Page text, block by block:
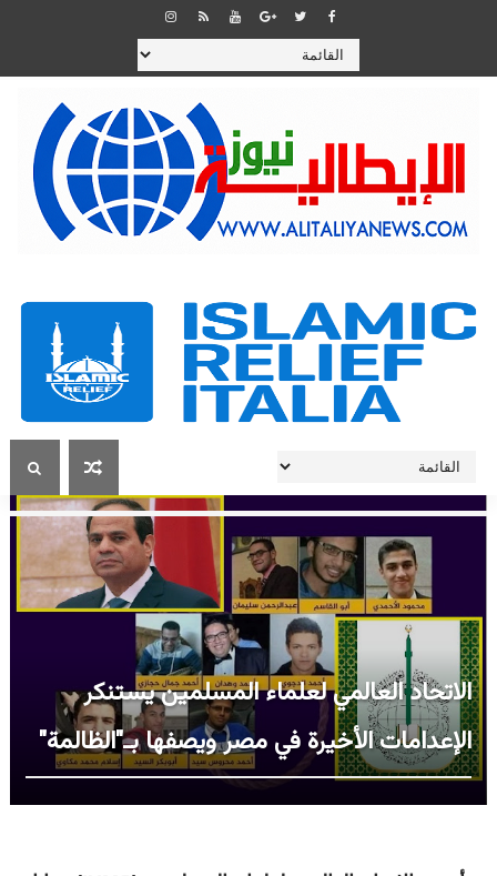
الاتحاد العالمي لعلماء المسلمين يستنكر
الإعدامات الأخيرة في مصر ويصفها بـ"الظالمة"